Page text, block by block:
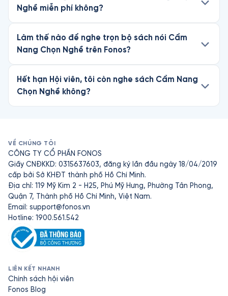
Nghề miễn phí không?
Làm thế nào để nghe trọn bộ sách nói Cẩm
Nang Chọn Nghề trên Fonos?
Hết hạn Hội viên, tôi còn nghe sách Cẩm Nang
Chọn Nghề không?
VỀ CHÚNG TÔI
CÔNG TY CỔ PHẦN FONOS
Giấy CNĐKKD: 0315637603, đăng ký lần đầu ngày 18/04/2019
cấp bởi Sở KHĐT thành phố Hồ Chí Minh.
Địa chỉ: 119 Mỹ Kim 2 - H25, Phú Mỹ Hưng, Phường Tân Phong,
Quận 7, Thành phố Hồ Chí Minh, Việt Nam.
Email: support@fonos.vn
Hotline: 1900.561.542
LIÊN KẾT NHANH
Chính sách hội viên
Fonos Blog